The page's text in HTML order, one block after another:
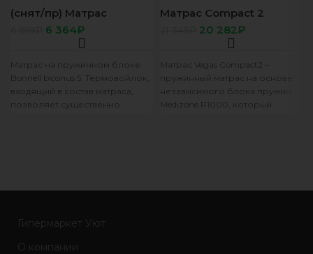
(снят/пр) Матрас
Форвард Боннель
80х200
6 364₽
Матрас на пружинном блоке
Bonnell biconus 5. Термовойлок,
входящий в состав матраса,
позволяет существенно
Матрас Compact 2
160х20020 282₽
Матрас Vegas Compact2 –
пружинный матрас на основе
независимого блока пружин
Medizone R1000, который
Гипермаркет Уют
О компании